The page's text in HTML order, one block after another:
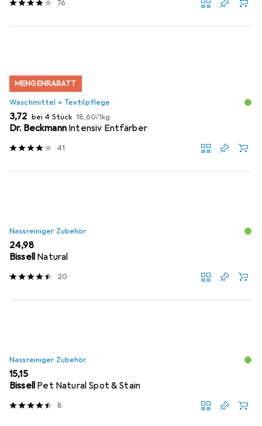
76
MENGENRABATT
Waschmittel + Textilpflege
EUR
3,72 bei 4 Stück EUR
18,60/1kg
Dr. Beckmann Intensiv Entfärber
41
Nassreiniger Zubehör
EUR
24,98
Bissell Natural
20
Nassreiniger Zubehör
EUR
15,15
Bissell Pet Natural Spot & Stain
8